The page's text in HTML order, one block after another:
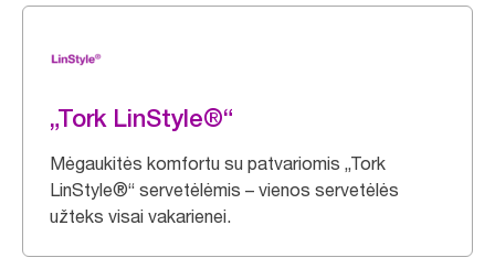
„Tork LinStyle®“
Mėgaukitės komfortu su patvariomis „Tork
LinStyle®“ servetėlėmis – vienos servetėlės
užteks visai vakarienei.